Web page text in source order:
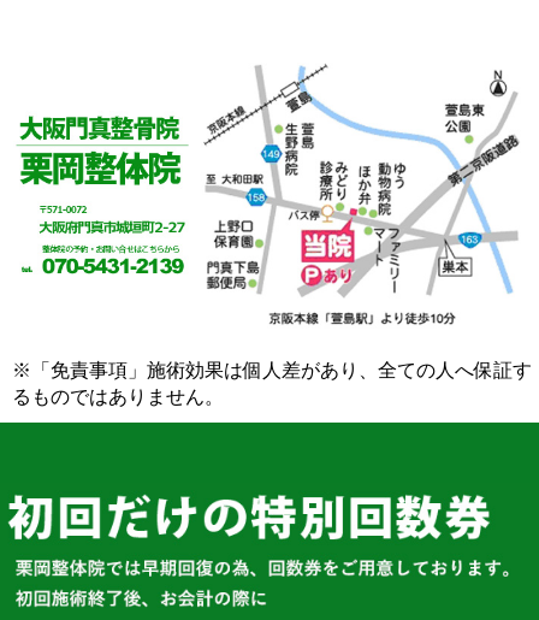
※「免責事項」施術効果は個人差があり、全ての人へ保証す
るものではありません。